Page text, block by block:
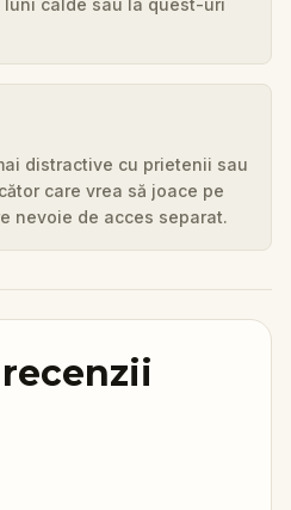
distractive cu prietenii sau
care vrea să joace pe
nevoie de acces separat.